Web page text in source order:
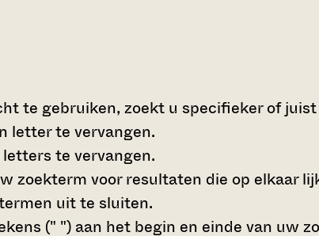
te gebruiken, zoekt u specifieker of
letter te vervangen.
te vervangen.
zoekterm voor resultaten die op elkaar
uit te sluiten.
(" ") aan het begin en einde van uw